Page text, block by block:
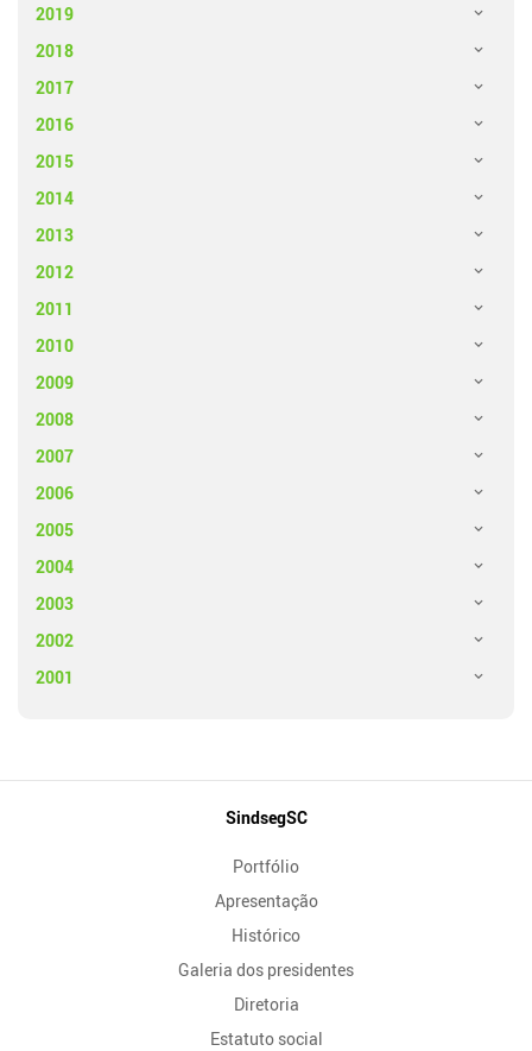
2019
2018
2017
2016
2015
2014
2013
2012
2011
2010
2009
2008
2007
2006
2005
2004
2003
2002
2001
SindsegSC
Portfólio
Apresentação
Histórico
Galeria dos presidentes
Diretoria
Estatuto social